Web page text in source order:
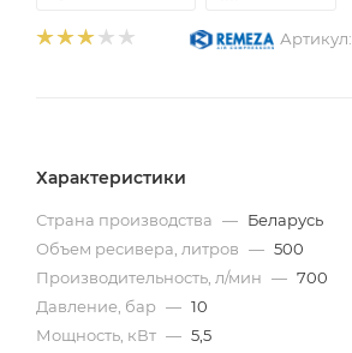
Артикул:
Характеристики
Страна производства — Беларусь
Объем ресивера, литров — 500
Производительность, л/мин — 700
Давление, бар — 10
Мощность, кВт — 5,5